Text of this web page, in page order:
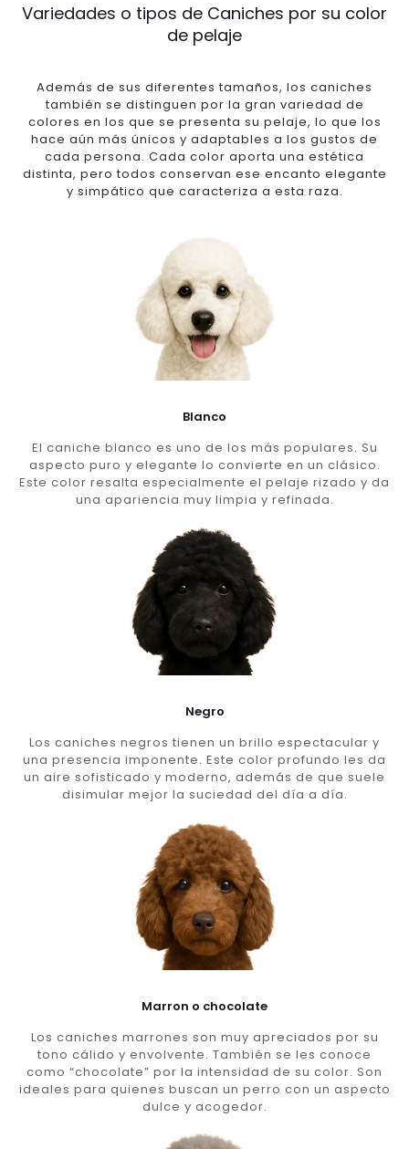
Variedades o tipos de Caniches por su color
de pelaje
Además de sus diferentes tamaños, los caniches
también se distinguen por la gran variedad de
colores en los que se presenta su pelaje, lo que los
hace aún más únicos y adaptables a los gustos de
cada persona. Cada color aporta una estética
distinta, pero todos conservan ese encanto elegante
y simpático que caracteriza a esta raza.
Blanco
El caniche blanco es uno de los más populares. Su
aspecto puro y elegante lo convierte en un clásico.
Este color resalta especialmente el pelaje rizado y da
una apariencia muy limpia y refinada.
Negro
Los caniches negros tienen un brillo espectacular y
una presencia imponente. Este color profundo les da
un aire sofisticado y moderno, además de que suele
disimular mejor la suciedad del día a día.
Marron o chocolate
Los caniches marrones son muy apreciados por su
tono cálido y envolvente. También se les conoce
como “chocolate” por la intensidad de su color. Son
ideales para quienes buscan un perro con un aspecto
dulce y acogedor.